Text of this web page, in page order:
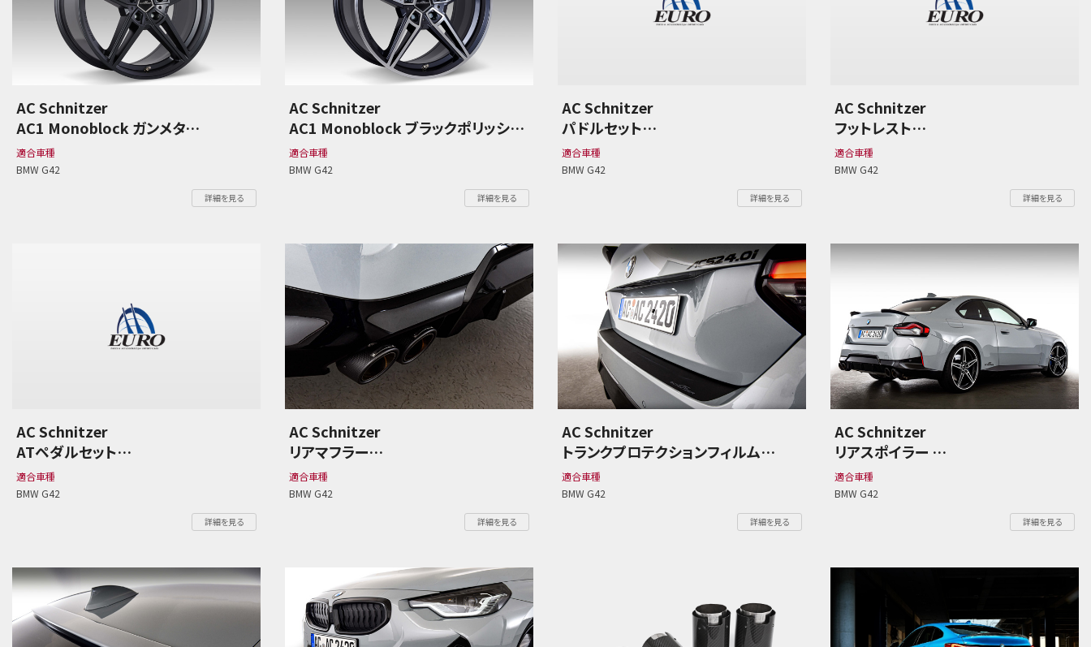
AC Schnitzer
AC1 Monoblock ガンメタ
BMW G42 2シリーズ
適合車種
BMW G42
詳細を見る
AC Schnitzer
AC1 Monoblock ブラックポリッシュ
BMW G42 2シリーズ
適合車種
BMW G42
詳細を見る
AC Schnitzer
パドルセット
BMW G42 2シリーズ
適合車種
BMW G42
詳細を見る
AC Schnitzer
フットレスト
BMW G42 2シリーズ
適合車種
BMW G42
詳細を見る
AC Schnitzer
ATペダルセット
BMW G42 2シリーズ
適合車種
BMW G42
詳細を見る
AC Schnitzer
リアマフラー
BMW G42 2シリーズ
適合車種
BMW G42
詳細を見る
AC Schnitzer
トランクプロテクションフィルム
BMW G42 2シリーズ
適合車種
BMW G42
詳細を見る
AC Schnitzer
リアスポイラー
BMW G42 2シリーズ
適合車種
BMW G42
詳細を見る